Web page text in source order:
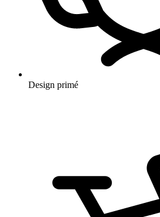
Design primé